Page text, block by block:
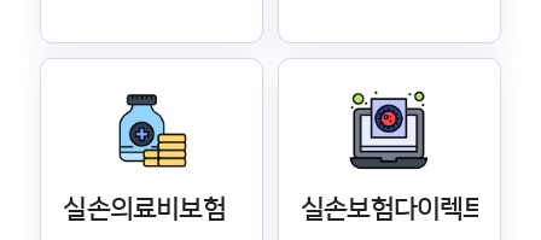
실손의료비보험 실손보험다이렉트